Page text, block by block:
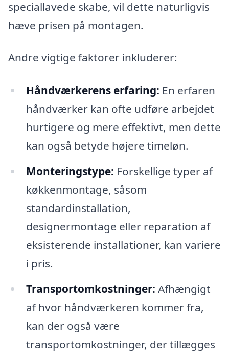
speciallavede skabe, vil dette naturligvis
hæve prisen på montagen.
Andre vigtige faktorer inkluderer:
Håndværkerens erfaring: En erfaren
håndværker kan ofte udføre arbejdet
hurtigere og mere effektivt, men dette
kan også betyde højere timeløn.
Monteringstype: Forskellige typer af
køkkenmontage, såsom
standardinstallation,
designermontage eller reparation af
eksisterende installationer, kan variere
i pris.
Transportomkostninger: Afhængigt
af hvor håndværkeren kommer fra,
kan der også være
transportomkostninger, der tillægges